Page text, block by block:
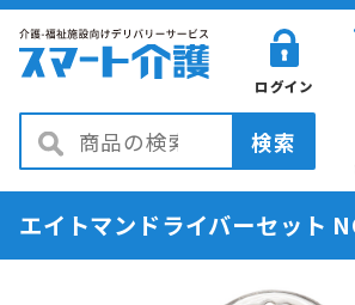
ログイン
検索
エイトマンドライバーセット